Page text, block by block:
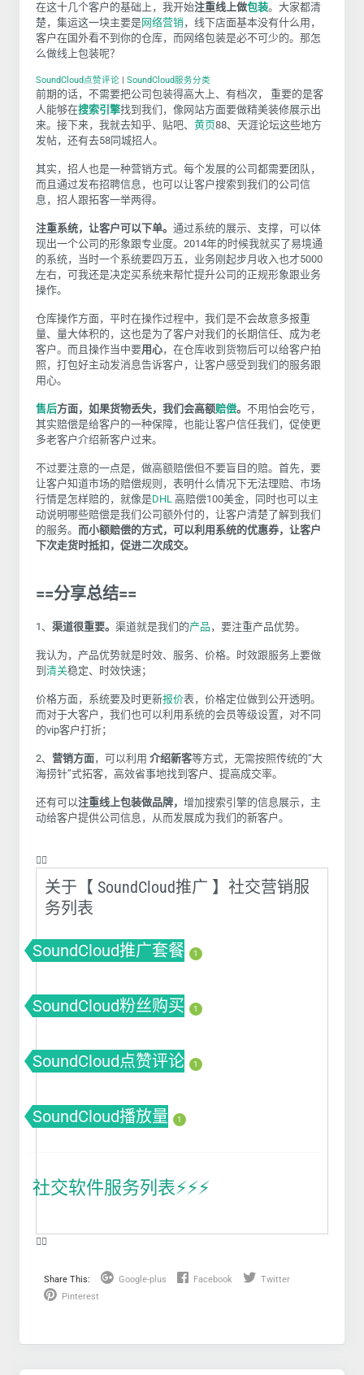
在这十几个客户的基础上，我开始注重线上做包装。大家都清
楚，集运这一块主要是网络营销，线下店面基本没有什么用，
客户在国外看不到你的仓库，而网络包装是必不可少的。那怎
么做线上包装呢？
SoundCloud点赞评论 SoundCloud服务分类
前期的话，不需要把公司包装得高大上、有档次， 重要的是客
人能够在搜索引擎找到我们，像网站方面要做精美装修展示出
来。接下来，我就去知乎、贴吧、 黄页88、天涯论坛这些地方
发帖，还有去58同城招人。
其实，招人也是一种营销方式。每个发展的公司都需要团队，
而且通过发布招聘信息，也可以让客户搜索到我们的公司信
息，招人跟拓客一举两得。
注重系统，让客户可以下单。 通过系统的展示、支撑，可以体
现出一个公司的形象跟专业度。2014年的时候我就买了易境通
的系统，当时一个系统要四万五，业务刚起步月收入也才5000
左右，可我还是决定买系统来帮忙提升公司的正规形象跟业务
操作。
仓库操作方面，平时在操作过程中，我们是不会故意多报重
量、量大体积的，这也是为了客户对我们的长期信任、成为老
客户。而且操作当中要用心，在仓库收到货物后可以给客户拍
照，打包好主动发消息告诉客户，让客户感受到我们的服务跟
用心。
售后方面，如果货物丢失，我们会高额赔偿。 不用怕会吃亏，
其实赔偿是给客户的一种保障，也能让客户信任我们，促使更
多老客户介绍新客户过来。
不过要注意的一点是，做高额赔偿但不要盲目的赔。首先，要
让客户知道市场的赔偿规则，表明什么情况下无法理赔、市场
行情是怎样赔的，就像是DHL 高赔偿100美金，同时也可以主
动说明哪些赔偿是我们公司额外付的，让客户清楚了解到我们
的服务。 而小额赔偿的方式，可以利用系统的优惠券，让客户
下次走货时抵扣，促进二次成交。
==分享总结==
1、 渠道很重要。 渠道就是我们的产品 ，要注重产品优势。
我认为，产品优势就是时效、服务、价格。时效跟服务上要做
到 清关稳定、时效快速；
价格方面，系统要及时更新报价表，价格定位做到公开透明。
而对于大客户，我们也可以利用系统的会员等级设置，对不同
的vip客户打折；
2、 营销方面，可以利用 介绍新客等方式，无需按照传统的“大
海捞针”式拓客，高效省事地找到客户、提高成交率。
还有可以注重线上包装做品牌， 增加搜索引擎的信息展示，主
动给客户提供公司信息，从而发展成为我们的新客户。
❤️‍🔥
关于【 SoundCloud推广 】社交营销服
务列表
SoundCloud推广套餐 1
SoundCloud粉丝购买 1
SoundCloud点赞评论 1
SoundCloud播放量 1
社交软件服务列表⚡️⚡️⚡️
❤️‍🔥
Share This: Google-plus Facebook
Twitter
Pinterest